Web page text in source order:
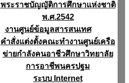
พระราชบัญญัติการศึกษาแห่งชาติ
พ.ศ.2542
งานศูนย์ข้อมูลสารสนเทศ
คำสั่งแต่งตั้งคณะทำงานศูนย์เครือ
ข่ายกำลังคนอาชีวศึกษาวิทยาลัย
การอาชีพนครปฐม
ระบบ Internet